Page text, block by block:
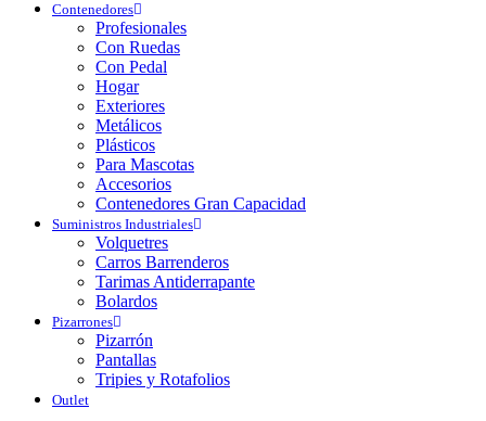
Contenedores
Profesionales
Con Ruedas
Con Pedal
Hogar
Exteriores
Metálicos
Plásticos
Para Mascotas
Accesorios
Contenedores Gran Capacidad
Suministros Industriales
Volquetres
Carros Barrenderos
Tarimas Antiderrapante
Bolardos
Pizarrones
Pizarrón
Pantallas
Tripies y Rotafolios
Outlet